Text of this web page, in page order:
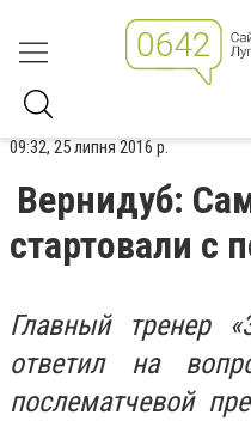
09:32, 25 липня 2016 р.
Вернидуб:
стартовали с
Главный тренер
ответил на
послематчевой